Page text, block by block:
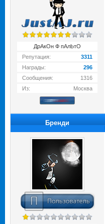
ДрАкОн Ф пАлЬтО
Репутация:
3311
Награды:
296
Сообщения:
1316
Из:
Москва
Бренди